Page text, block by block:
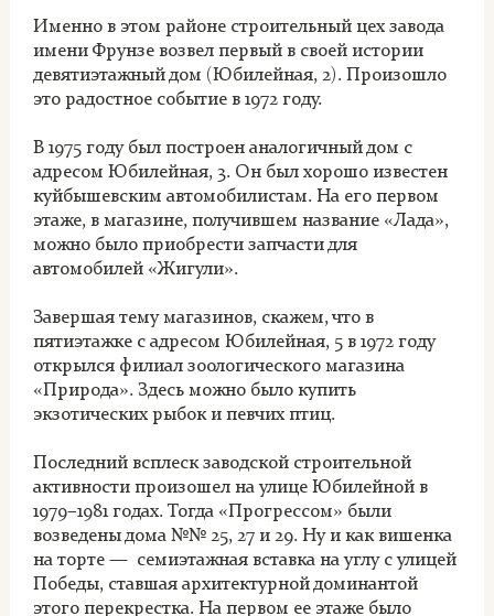
Именно в этом районе строительный цех завода
имени Фрунзе возвел первый в своей истории
девятиэтажный дом (Юбилейная, 2). Произошло
это радостное событие в 1972 году.
В 1975 году был построен аналогичный дом с
адресом Юбилейная, 3. Он был хорошо известен
куйбышевским автомобилистам. На его первом
этаже, в магазине, получившем название «Лада»,
можно было приобрести запчасти для
автомобилей «Жигули».
Завершая тему магазинов, скажем, что в
пятиэтажке с адресом Юбилейная, 5 в 1972 году
открылся филиал зоологического магазина
«Природа». Здесь можно было купить
экзотических рыбок и певчих птиц.
Последний всплеск заводской строительной
активности произошел на улице Юбилейной в
1979–1981 годах. Тогда «Прогрессом» были
возведены дома №№ 25, 27 и 29. Ну и как вишенка
на торте — семиэтажная вставка на углу с улицей
Победы, ставшая архитектурной доминантой
этого перекрестка. На первом ее этаже было